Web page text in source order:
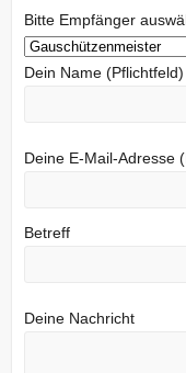
Bitte Empfänger
Dein Name (Pflichtfeld)
Deine E-Mail-Adresse
Betreff
Deine Nachricht